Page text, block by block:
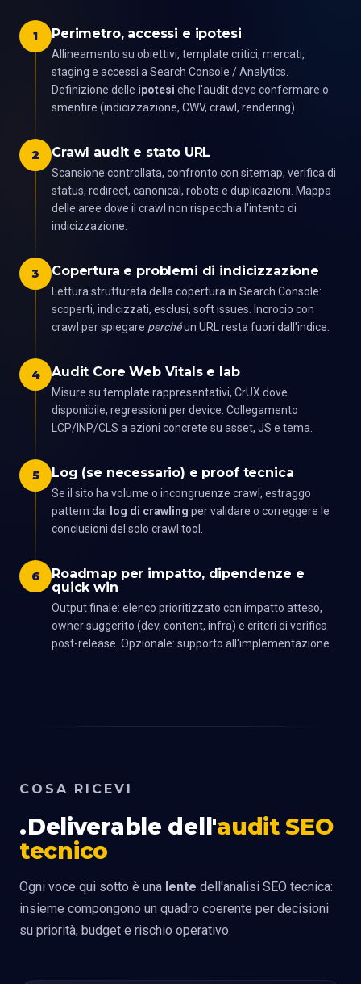
1 Perimetro, accessi e ipotesi
Allineamento su obiettivi, template critici, mercati,
staging e accessi a Search Console / Analytics.
Definizione delle ipotesi che l'audit deve confermare o
smentire (indicizzazione, CWV, crawl, rendering).
2 Crawl audit e stato URL
Scansione controllata, confronto con sitemap, verifica di
status, redirect, canonical, robots e duplicazioni. Mappa
delle aree dove il crawl non rispecchia l'intento di
indicizzazione.
3 Copertura e problemi di indicizzazione
Lettura strutturata della copertura in Search Console:
scoperti, indicizzati, esclusi, soft issues. Incrocio con
crawl per spiegare perchéun URL resta fuori dall'indice.
4 Audit Core Web Vitals e lab
Misure su template rappresentativi, CrUX dove
disponibile, regressioni per device. Collegamento
LCP/INP/CLS a azioni concrete su asset, JS e tema.
5 Log (se necessario) e proof tecnica
Se il sito ha volume o incongruenze crawl, estraggo
pattern dai log di crawling per validare o correggere le
conclusioni del solo crawl tool.
6
Roadmap per impatto, dipendenze e
quick win
Output finale: elenco prioritizzato con impatto atteso,
owner suggerito (dev, content, infra) e criteri di verifica
post-release. Opzionale: supporto all'implementazione.
COSA RICEVI
Deliverable dell'audit SEO
tecnico
Ogni voce qui sotto è una lente dell'analisi SEO tecnica:
insieme compongono un quadro coerente per decisioni
su priorità, budget e rischio operativo.